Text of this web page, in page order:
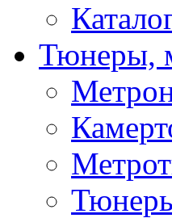
Тюнеры,